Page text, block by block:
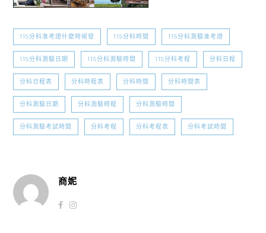
115分科准考證什麼時候發 115分科時間 115分科測驗准考證
115分科測驗日期 115分科測驗時間 115分科考程 分科日程
分科日程表 分科時程表 分科時間 分科時間表
分科測驗日期 分科測驗時程 分科測驗時間
分科測驗考試時間 分科考程 分科考程表 分科考試時間
商妮